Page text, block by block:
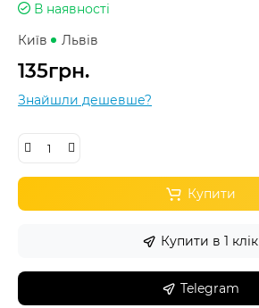
В наявності
Київ
Львів
135грн.
Знайшли дешевше?
Купити
Купити в 1 клік
Telegram